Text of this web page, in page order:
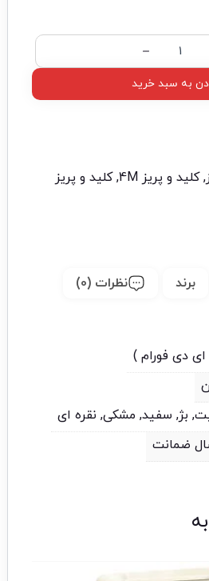
به سبد خرید
,کلید و پریز 4M ,کلید و پریز
برند نظرات (0)
بژ, سفید, مشکی, نقره ای